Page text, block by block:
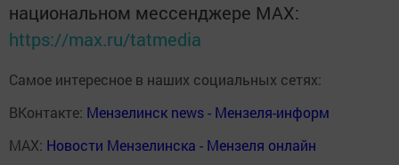
национальном мессенджере MАХ:
https://max.ru/tatmedia
Самое интересное в наших социальных сетях:
ВКонтакте: Мензелинск news - Мензеля-информ
MAX: Новости Мензелинска - Мензеля онлайн